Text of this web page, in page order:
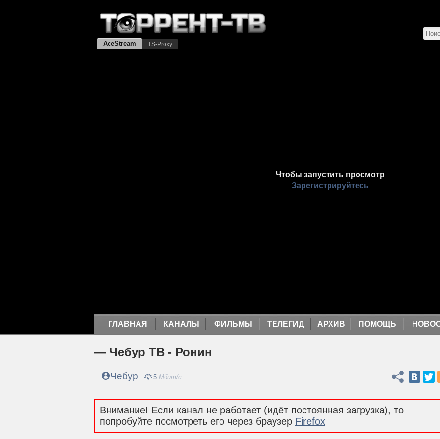
AceStream TS-Proxy
Чтобы запустить просмотр
Зарегистрируйтесь
ГЛАВНАЯ КАНАЛЫ ФИЛЬМЫ ТЕЛЕГИД АРХИВ ПОМОЩЬ
— Чебур ТВ - Ронин
Чебур 5 Мбит/с Поделиться
Внимание! Если канал не работает (идёт постоянная загрузка), то
попробуйте посмотреть его через браузер Firefox